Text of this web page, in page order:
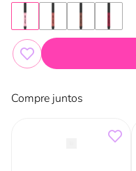
Compre juntos